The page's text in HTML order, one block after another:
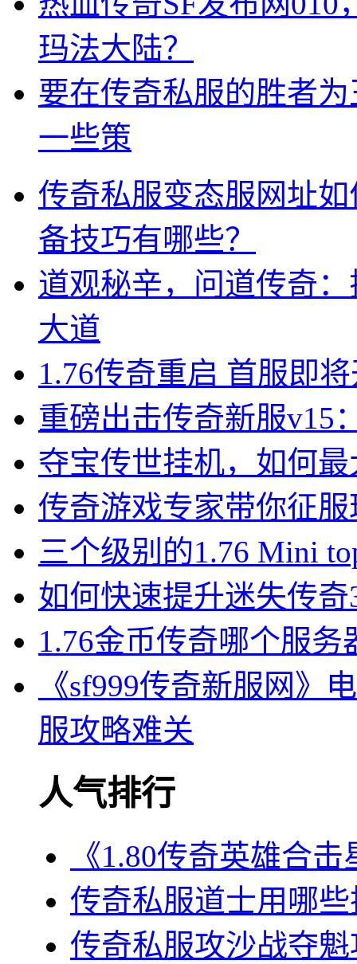
玛法大陆？
要在传奇私服的胜者
一些策
传奇私服变态服网址
备技巧有哪些？
道观秘辛，问道传奇
大道
1.76传奇重启 首服即
重磅出击传奇新服v15
夺宝传世挂机，如何
传奇游戏专家带你征
三个级别的1.76 Mini
如何快速提升迷失传
1.76金币传奇哪个服
《sf999传奇新服网》
服攻略难关
人气排行
《1.80传奇英雄合
传奇私服道士用哪
传奇私服攻沙战夺